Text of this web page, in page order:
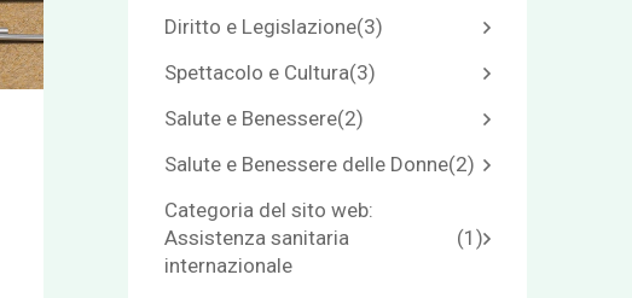
Diritto e Legislazione(3)
Spettacolo e Cultura(3)
Salute e Benessere(2)
Salute e Benessere delle Donne(2)
Categoria del sito web:
Assistenza sanitaria
internazionale
(1)